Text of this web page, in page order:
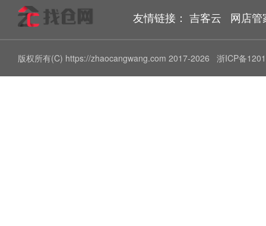
友情链接： 吉客云 网店管
版权所有(C) https://zhaocangwang.com 2017-2026 浙ICP备